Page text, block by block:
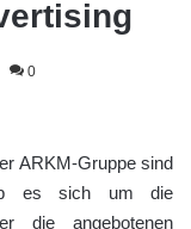
0
ARKM-Gruppe sind
ob es sich um die
die angebotenen